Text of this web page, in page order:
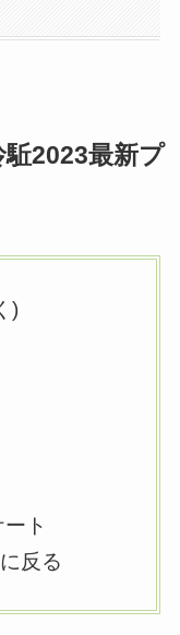
駈2023最新プ
)
ト
反る